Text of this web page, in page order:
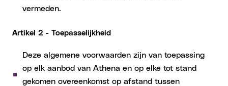
vermeden.
Artikel 2 - Toepasselijkheid
Deze algemene voorwaarden zijn van toepassing
op elk aanbod van Athena en op elke tot stand
gekomen overeenkomst op afstand tussen